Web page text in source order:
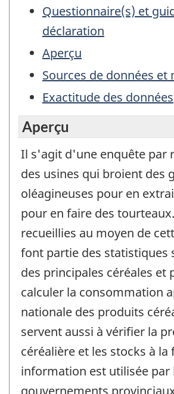
Questionnaire(s) et
déclaration
Aperçu
Sources de données
Exactitude des données
Aperçu
Il s'agit d'une enquête par
des usines qui broient des
oléagineuses pour en
pour en faire des
recueillies au moyen de
font partie des statistiques
des principales céréales et
calculer la consommation
nationale des produits
servent aussi à vérifier la
céréalière et les stocks à la
information est utilisée par
gouvernements